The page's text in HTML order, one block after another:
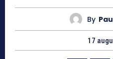
By
17